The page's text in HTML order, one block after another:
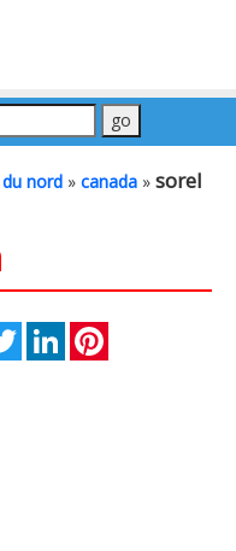
nord » canada » sorel
TwitterLinkedIn